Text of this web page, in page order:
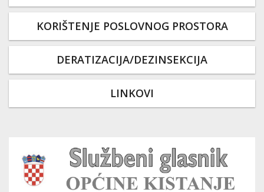
KORIŠTENJE POSLOVNOG PROSTORA
DERATIZACIJA/DEZINSEKCIJA
LINKOVI